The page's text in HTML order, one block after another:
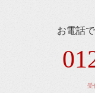
お電話
受